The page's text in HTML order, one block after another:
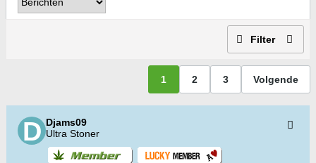
Filter
1 2 3 Volgende
Djams09
Ultra Stoner